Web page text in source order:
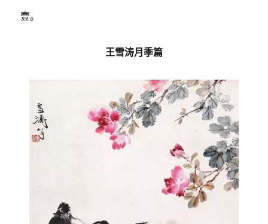
壹。
王雪涛月季篇